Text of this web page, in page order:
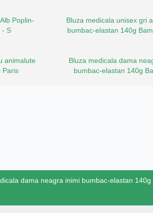
Poplin-
- S
Bluza medicala unisex gri
bumbac-elastan 140g
animalute
Paris
Bluza medicala dama
bumbac-elastan 140g
dama neagra inimi bumbac-elastan 140g